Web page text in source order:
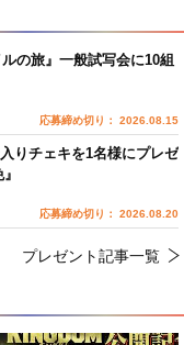
の旅』一般試写会に10組
応募締め切り： 2026.08.15
りチェキを1名様にプレゼ
応募締め切り： 2026.08.20
プレゼント記事一覧